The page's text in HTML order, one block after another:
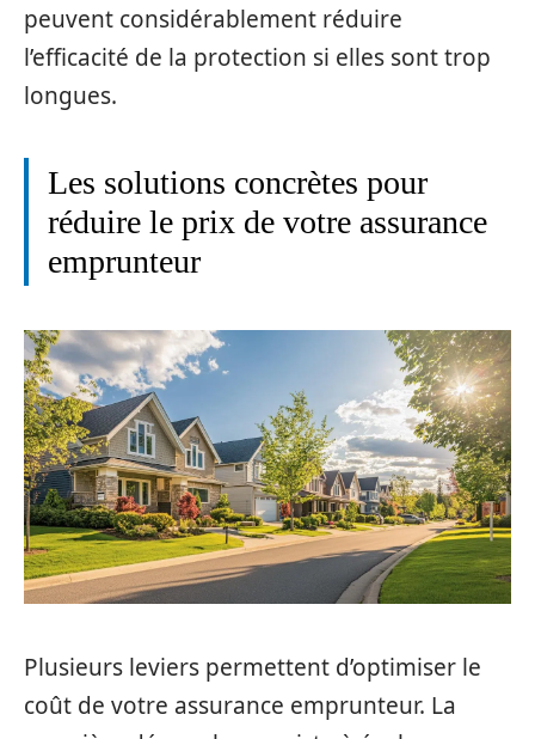
peuvent considérablement réduire
l’efficacité de la protection si elles sont trop
longues.
Les solutions concrètes pour
réduire le prix de votre assurance
emprunteur
Plusieurs leviers permettent d’optimiser le
coût de votre assurance emprunteur. La